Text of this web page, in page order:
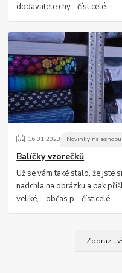
dodavatele chy...číst celé
16.01.2023 Novinky na eshopu
Balíčky vzorečků
Už se vám také stalo, že jste
nadchla na obrázku a pak
veliké,....občas p...číst celé
Zobrazit